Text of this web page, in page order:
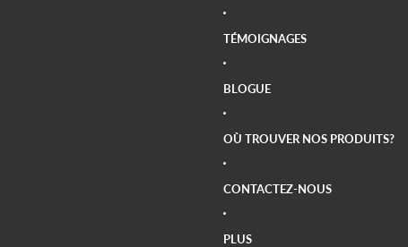
TÉMOIGNAGES
BLOGUE
OÙ TROUVER NOS PRODUITS?
CONTACTEZ-NOUS
PLUS